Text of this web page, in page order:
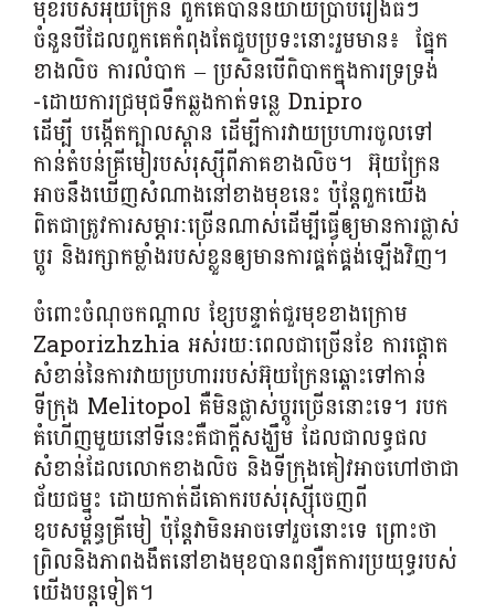
មុខរបស់អុយក្រែន ពួកគេបាននិយាយប្រាប់រឿងធំៗ
ចំនួនបីដែលពួកគេកំពុងតែជួបប្រទះនោះរួមមាន៖ ផ្នែក
ខាងលិច ការលំបាក – ប្រសិនបើពិបាកក្នុងការទ្រទ្រង់
-ដោយការជ្រមុជទឹកឆ្លងកាត់ទន្លេ Dnipro
ដើម្បី បង្កើតក្បាលស្ពាន ដើម្បីការវាយប្រហារចូលទៅ
កាន់តំបន់គ្រីមៀរបស់រុស្ស៊ីពីភាគខាងលិច។ អ៊ុយក្រែន​
អាច​នឹង​ឃើញ​សំណាង​នៅ​ខាង​មុខ​នេះ ប៉ុន្តែ​ពួកយើង
ពិតជាត្រូវការសម្ភារៈច្រើនណាស់​ដើម្បី​ធ្វើ​ឲ្យ​មាន​ការ​ផ្លាស់​
ប្តូរ និង​រក្សា​កម្លាំង​របស់​ខ្លួន​ឲ្យ​មាន​ការ​ផ្គត់ផ្គង់​ឡើង​វិញ។
ចំពោះចំណុចកណ្តាល ខ្សែបន្ទាត់ជួរមុខខាងក្រោម
Zaporizhzhia អស់រយៈពេលជាច្រើនខែ ការផ្តោត
សំខាន់នៃការវាយប្រហាររបស់អ៊ុយក្រែនឆ្ពោះទៅកាន់
ទីក្រុង Melitopol គឺមិនផ្លាស់ប្តូរច្រើននោះទេ។ របក
គំហើញមួយនៅទីនេះគឺជាក្តីសង្ឃឹម ដែលជាលទ្ធផល
សំខាន់ដែលលោកខាងលិច និងទីក្រុងគៀវអាចហៅថាជា
ជ័យជម្នះ ដោយកាត់ដីគោករបស់រុស្ស៊ីចេញពី
ឧបសម្ព័ន្ធគ្រីមៀ ប៉ុន្តែវាមិនអាចទៅរួចនោះទេ ព្រោះថា
ព្រិល​និង​ភាព​ងងឹត​នៅ​ខាង​មុខ​បាន​ពន្យឺត​ការ​ប្រយុទ្ធ​របស់
យើងបន្តទៀត​។